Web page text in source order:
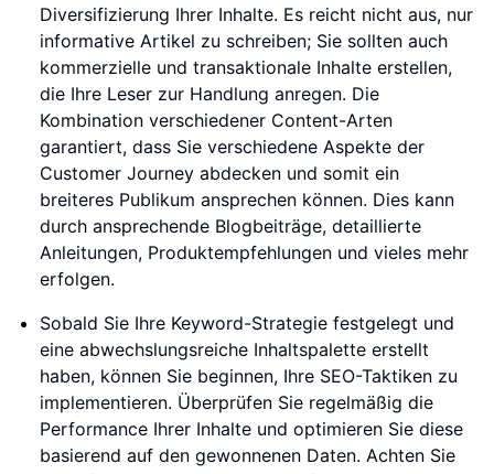
Diversifizierung Ihrer Inhalte. Es reicht nicht aus, nur
informative Artikel zu schreiben; Sie sollten auch
kommerzielle und transaktionale Inhalte erstellen,
die Ihre Leser zur Handlung anregen. Die
Kombination verschiedener Content-Arten
garantiert, dass Sie verschiedene Aspekte der
Customer Journey abdecken und somit ein
breiteres Publikum ansprechen können. Dies kann
durch ansprechende Blogbeiträge, detaillierte
Anleitungen, Produktempfehlungen und vieles mehr
erfolgen.
Sobald Sie Ihre Keyword-Strategie festgelegt und
eine abwechslungsreiche Inhaltspalette erstellt
haben, können Sie beginnen, Ihre SEO-Taktiken zu
implementieren. Überprüfen Sie regelmäßig die
Performance Ihrer Inhalte und optimieren Sie diese
basierend auf den gewonnenen Daten. Achten Sie